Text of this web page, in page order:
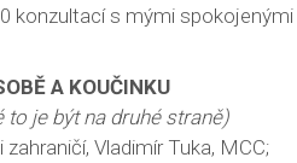
konzultací s mými spokojenými
A KOUČINKU
to je být na druhé straně)
Vladimír Tuka, MCC;